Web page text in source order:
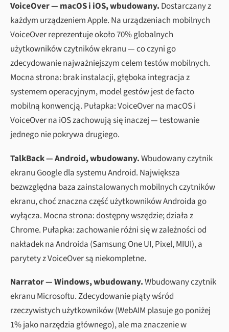
VoiceOver — macOS i iOS, wbudowany. Dostarczany z
każdym urządzeniem Apple. Na urządzeniach mobilnych
VoiceOver reprezentuje około 70% globalnych
użytkowników czytników ekranu — co czyni go
zdecydowanie najważniejszym celem testów mobilnych.
Mocna strona: brak instalacji, głęboka integracja z
systemem operacyjnym, model gestów jest de facto
mobilną konwencją. Pułapka: VoiceOver na macOS i
VoiceOver na iOS zachowują się inaczej — testowanie
jednego nie pokrywa drugiego.
TalkBack — Android, wbudowany.Wbudowany czytnik
ekranu Google dla systemu Android. Największa
bezwzględna baza zainstalowanych mobilnych czytników
ekranu, choć znaczna część użytkowników Androida go
wyłącza. Mocna strona: dostępny wszędzie; działa z
Chrome. Pułapka: zachowanie różni się w zależności od
nakładek na Androida (Samsung One UI, Pixel, MIUI), a
parytety z VoiceOver są niekompletne.
Narrator — Windows, wbudowany.Wbudowany czytnik
ekranu Microsoftu. Zdecydowanie piąty wśród
rzeczywistych użytkowników (WebAIM plasuje go poniżej
1% jako narzędzia głównego), ale ma znaczenie w